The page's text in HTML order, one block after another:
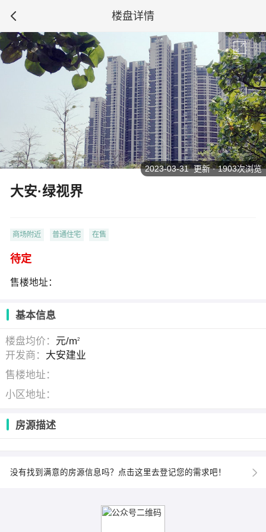
楼盘详情
大安·绿视界
商场附近 普通住宅 在售
待定
售楼地址：
2023-03-31 更新 · 1903次浏览
基本信息
楼盘均价： 元/m2
开发商： 大安建业
售楼地址：
小区地址：
房源描述
没有找到满意的房源信息吗？点击这里去登记您的需求吧！